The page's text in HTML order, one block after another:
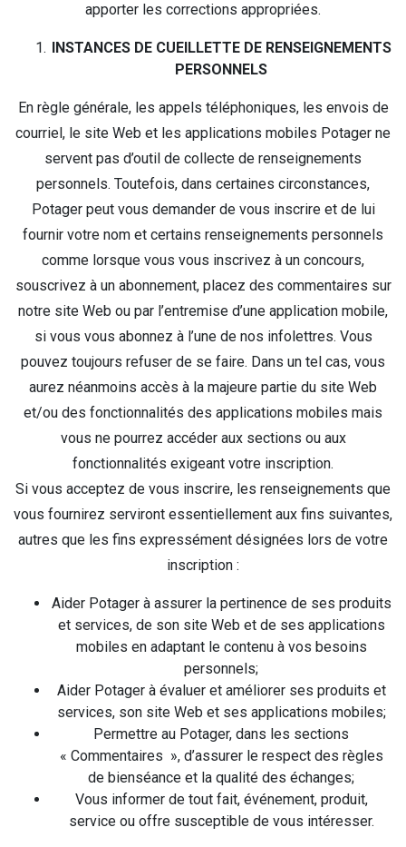
apporter les corrections appropriées.
INSTANCES DE CUEILLETTE DE RENSEIGNEMENTS
PERSONNELS
En règle générale, les appels téléphoniques, les envois de
courriel, le site Web et les applications mobiles Potager ne
servent pas d’outil de collecte de renseignements
personnels. Toutefois, dans certaines circonstances,
Potager peut vous demander de vous inscrire et de lui
fournir votre nom et certains renseignements personnels
comme lorsque vous vous inscrivez à un concours,
souscrivez à un abonnement, placez des commentaires sur
notre site Web ou par l’entremise d’une application mobile,
si vous vous abonnez à l’une de nos infolettres. Vous
pouvez toujours refuser de se faire. Dans un tel cas, vous
aurez néanmoins accès à la majeure partie du site Web
et/ou des fonctionnalités des applications mobiles mais
vous ne pourrez accéder aux sections ou aux
fonctionnalités exigeant votre inscription.
Si vous acceptez de vous inscrire, les renseignements que
vous fournirez serviront essentiellement aux fins suivantes,
autres que les fins expressément désignées lors de votre
inscription :
Aider Potager à assurer la pertinence de ses produits
et services, de son site Web et de ses applications
mobiles en adaptant le contenu à vos besoins
personnels;
Aider Potager à évaluer et améliorer ses produits et
services, son site Web et ses applications mobiles;
Permettre au Potager, dans les sections
« Commentaires », d’assurer le respect des règles
de bienséance et la qualité des échanges;
Vous informer de tout fait, événement, produit,
service ou offre susceptible de vous intéresser.